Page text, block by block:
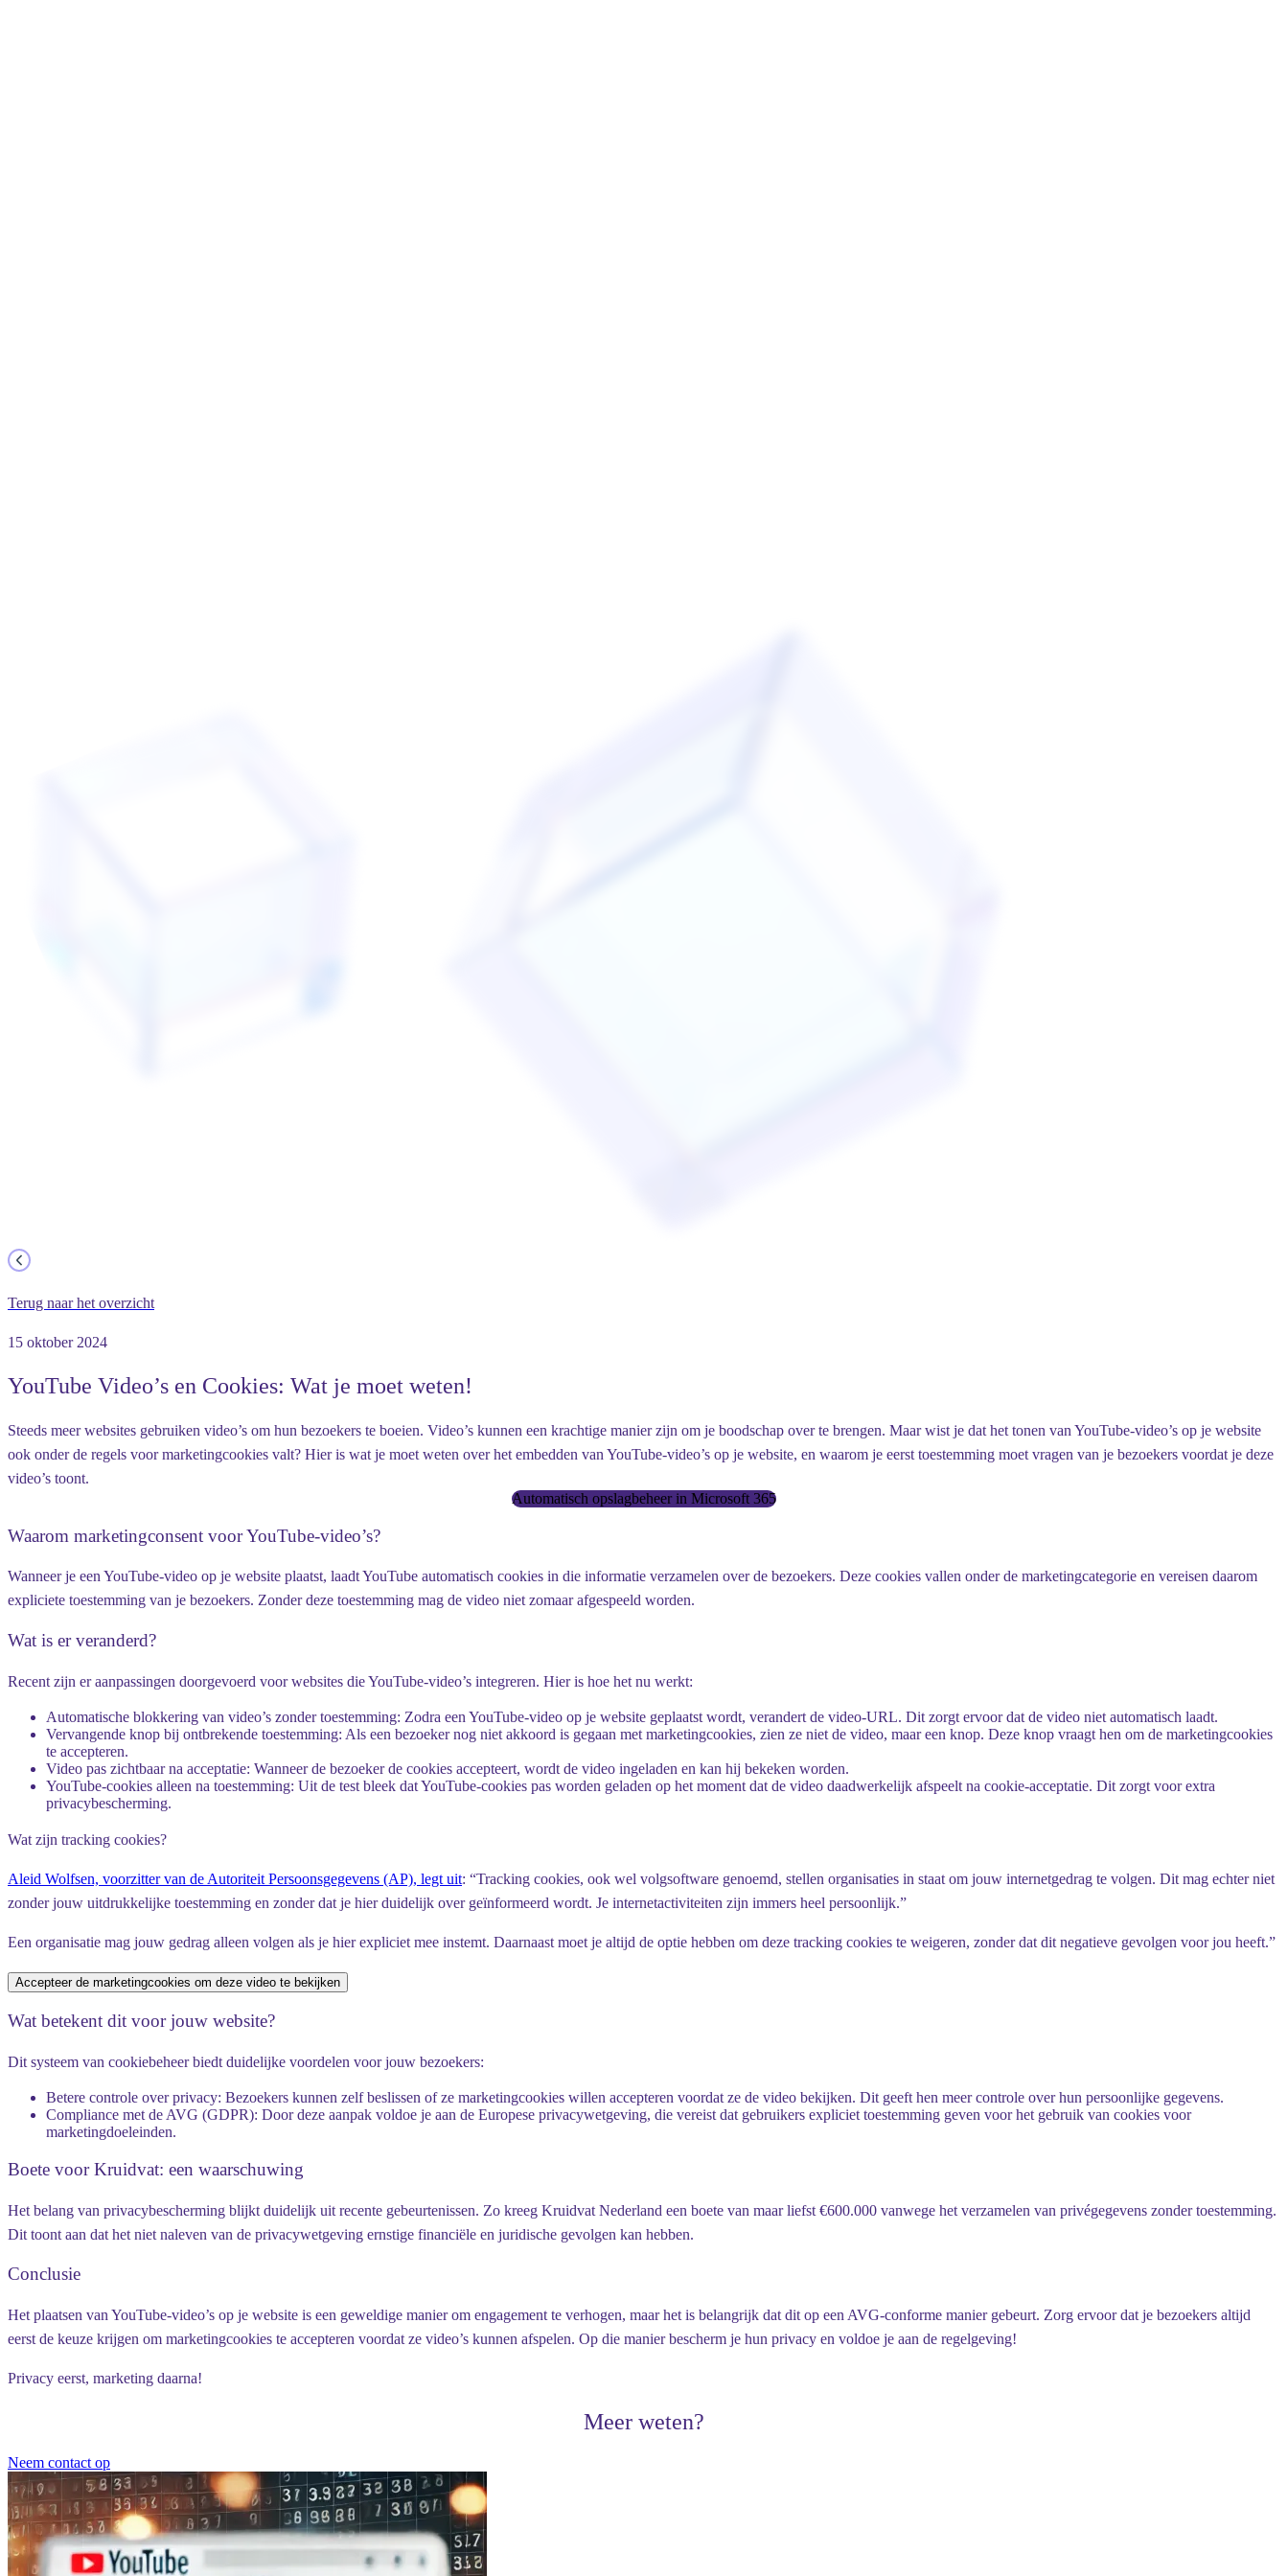
Terug naar het overzicht
15 oktober 2024
YouTube Video’s en Cookies: Wat je moet weten!
Steeds meer websites gebruiken video’s om hun bezoekers te boeien. Video’s kunnen een krachtige manier zijn om je boodschap over te brengen. Maar wist je dat het tonen van YouTube-video’s op je website
ook onder de regels voor marketingcookies valt? Hier is wat je moet weten over het embedden van YouTube-video’s op je website, en waarom je eerst toestemming moet vragen van je bezoekers voordat je deze
video’s toont.
Automatisch opslagbeheer in Microsoft 365
Waarom marketingconsent voor YouTube-video’s?
Wanneer je een YouTube-video op je website plaatst, laadt YouTube automatisch cookies in die informatie verzamelen over de bezoekers. Deze cookies vallen onder de marketingcategorie en vereisen daarom
expliciete toestemming van je bezoekers. Zonder deze toestemming mag de video niet zomaar afgespeeld worden.
Wat is er veranderd?
Recent zijn er aanpassingen doorgevoerd voor websites die YouTube-video’s integreren. Hier is hoe het nu werkt:
Automatische blokkering van video’s zonder toestemming: Zodra een YouTube-video op je website geplaatst wordt, verandert de video-URL. Dit zorgt ervoor dat de video niet automatisch laadt.
Vervangende knop bij ontbrekende toestemming: Als een bezoeker nog niet akkoord is gegaan met marketingcookies, zien ze niet de video, maar een knop. Deze knop vraagt hen om de marketingcookies
te accepteren.
Video pas zichtbaar na acceptatie: Wanneer de bezoeker de cookies accepteert, wordt de video ingeladen en kan hij bekeken worden.
YouTube-cookies alleen na toestemming: Uit de test bleek dat YouTube-cookies pas worden geladen op het moment dat de video daadwerkelijk afspeelt na cookie-acceptatie. Dit zorgt voor extra
privacybescherming.
Wat zijn tracking cookies?
Aleid Wolfsen, voorzitter van de Autoriteit Persoonsgegevens (AP), legt uit: “Tracking cookies, ook wel volgsoftware genoemd, stellen organisaties in staat om jouw internetgedrag te volgen. Dit mag echter niet
zonder jouw uitdrukkelijke toestemming en zonder dat je hier duidelijk over geïnformeerd wordt. Je internetactiviteiten zijn immers heel persoonlijk.”
Een organisatie mag jouw gedrag alleen volgen als je hier expliciet mee instemt. Daarnaast moet je altijd de optie hebben om deze tracking cookies te weigeren, zonder dat dit negatieve gevolgen voor jou heeft.”
Accepteer de marketingcookies om deze video te bekijken
Wat betekent dit voor jouw website?
Dit systeem van cookiebeheer biedt duidelijke voordelen voor jouw bezoekers:
Betere controle over privacy: Bezoekers kunnen zelf beslissen of ze marketingcookies willen accepteren voordat ze de video bekijken. Dit geeft hen meer controle over hun persoonlijke gegevens.
Compliance met de AVG (GDPR): Door deze aanpak voldoe je aan de Europese privacywetgeving, die vereist dat gebruikers expliciet toestemming geven voor het gebruik van cookies voor
marketingdoeleinden.
Boete voor Kruidvat: een waarschuwing
Het belang van privacybescherming blijkt duidelijk uit recente gebeurtenissen. Zo kreeg Kruidvat Nederland een boete van maar liefst €600.000 vanwege het verzamelen van privégegevens zonder toestemming.
Dit toont aan dat het niet naleven van de privacywetgeving ernstige financiële en juridische gevolgen kan hebben.
Conclusie
Het plaatsen van YouTube-video’s op je website is een geweldige manier om engagement te verhogen, maar het is belangrijk dat dit op een AVG-conforme manier gebeurt. Zorg ervoor dat je bezoekers altijd
eerst de keuze krijgen om marketingcookies te accepteren voordat ze video’s kunnen afspelen. Op die manier bescherm je hun privacy en voldoe je aan de regelgeving!
Privacy eerst, marketing daarna!
Meer weten?
Neem contact op